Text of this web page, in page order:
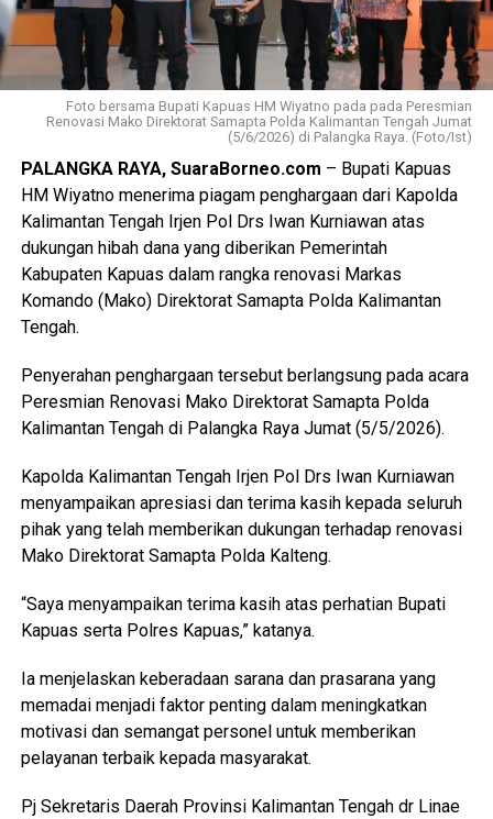
Foto bersama Bupati Kapuas HM Wiyatno pada pada Peresmian
Renovasi Mako Direktorat Samapta Polda Kalimantan Tengah Jumat
(5/6/2026) di Palangka Raya. (Foto/Ist)
PALANGKA RAYA, SuaraBorneo.com – Bupati Kapuas
HM Wiyatno menerima piagam penghargaan dari Kapolda
Kalimantan Tengah Irjen Pol Drs Iwan Kurniawan atas
dukungan hibah dana yang diberikan Pemerintah
Kabupaten Kapuas dalam rangka renovasi Markas
Komando (Mako) Direktorat Samapta Polda Kalimantan
Tengah.
Penyerahan penghargaan tersebut berlangsung pada acara
Peresmian Renovasi Mako Direktorat Samapta Polda
Kalimantan Tengah di Palangka Raya Jumat (5/5/2026).
Kapolda Kalimantan Tengah Irjen Pol Drs Iwan Kurniawan
menyampaikan apresiasi dan terima kasih kepada seluruh
pihak yang telah memberikan dukungan terhadap renovasi
Mako Direktorat Samapta Polda Kalteng.
“Saya menyampaikan terima kasih atas perhatian Bupati
Kapuas serta Polres Kapuas,” katanya.
Ia menjelaskan keberadaan sarana dan prasarana yang
memadai menjadi faktor penting dalam meningkatkan
motivasi dan semangat personel untuk memberikan
pelayanan terbaik kepada masyarakat.
Pj Sekretaris Daerah Provinsi Kalimantan Tengah dr Linae